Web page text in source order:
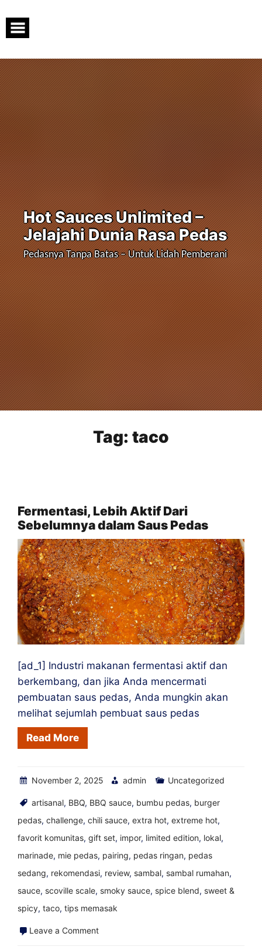
content
Hot Sauces Unlimited –
Jelajahi Dunia Rasa Pedas
Pedasnya Tanpa Batas – Untuk Lidah Pemberani
Tag: taco
Fermentasi, Lebih Aktif Dari
Sebelumnya dalam Saus Pedas
[ad_1] Industri makanan fermentasi aktif dan
berkembang, dan jika Anda mencermati
pembuatan saus pedas, Anda mungkin akan
melihat sejumlah pembuat saus pedas
Read More
November 2, 2025 admin Uncategorized
artisanal, BBQ, BBQ sauce, bumbu pedas, burger
pedas, challenge, chili sauce, extra hot, extreme hot,
favorit komunitas, gift set, impor, limited edition, lokal,
marinade, mie pedas, pairing, pedas ringan, pedas
sedang, rekomendasi, review, sambal, sambal rumahan,
sauce, scoville scale, smoky sauce, spice blend, sweet &
spicy, taco, tips memasak
Leave a Commenton